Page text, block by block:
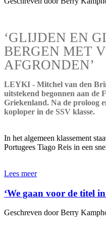
‘GLIJDEN EN
BERGEN MET
AFGRONDEN’
LEYKI - Mitchel van den
uitstekend begonnen aan de
Griekenland. Na de proloog
koploper in de SSV klasse.
In het algemeen klassement
Portugees Tiago Reis in een
Lees meer
‘We gaan voor de titel in
Geschreven door Berry